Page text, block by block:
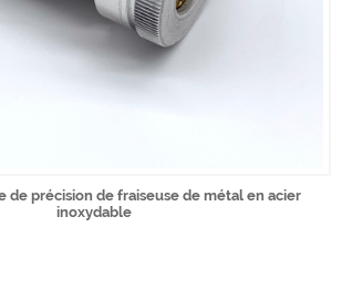
de précision de fraiseuse de métal en acier
inoxydable